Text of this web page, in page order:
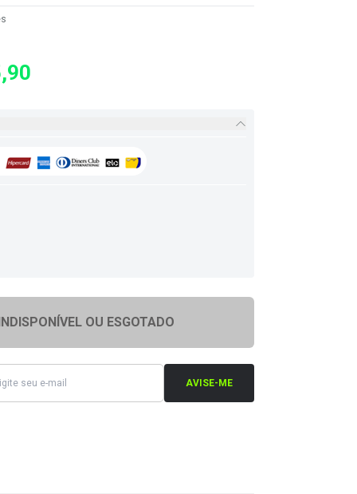
OU ESGOTADO
AVISE-ME